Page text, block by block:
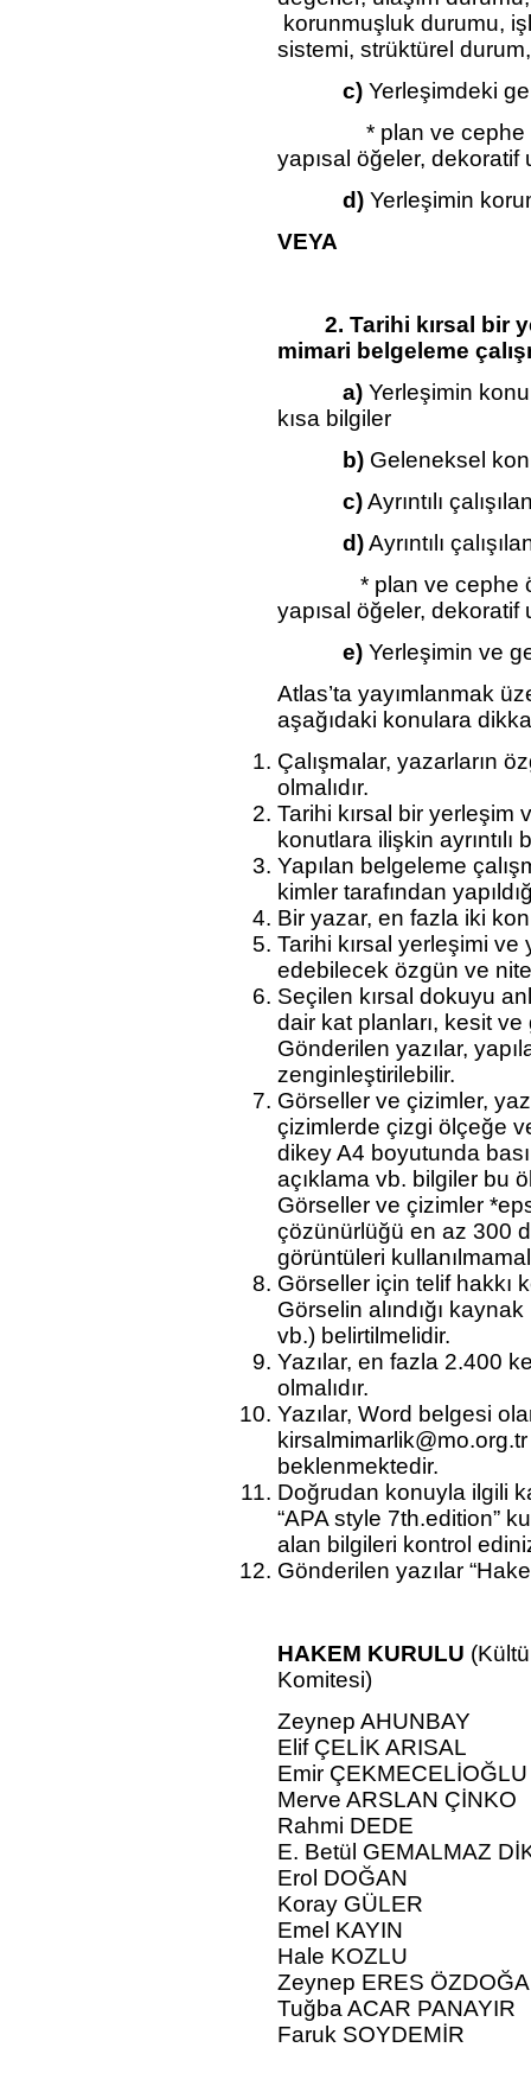
korunmuşluk durumu,
sistemi, strüktürel
c) Yerleşimdeki
* plan ve cephe
yapısal öğeler, dekoratif
d) Yerleşimin
VEYA
2. Tarihi kırsal bir
mimari belgeleme
a) Yerleşimin
kısa bilgiler
b) Geleneksel
c)Ayrıntılı
d)Ayrıntılı
* plan ve cephe
yapısal öğeler, dekoratif
e) Yerleşimin ve
Atlas’ta yayımlanmak
aşağıdaki konulara
Çalışmalar, yazarların
olmalıdır.
Tarihi kırsal bir
konutlara ilişkin
Yapılan belgeleme
kimler tarafından
Bir yazar, en fazla iki
Tarihi kırsal yerleşimi ve
edebilecek özgün ve
Seçilen kırsal dokuyu
dair kat planları, kesit
Gönderilen yazılar,
zenginleştirilebilir.
Görseller ve çizimler,
çizimlerde çizgi ölçeğe
dikey A4 boyutunda
açıklama vb. bilgiler bu
Görseller ve çizimler
çözünürlüğü en az 300
görüntüleri
Görseller için telif hakkı
Görselin alındığı
vb.) belirtilmelidir.
Yazılar, en fazla 2.400
olmalıdır.
Yazılar, Word belgesi
beklenmektedir.
Doğrudan konuyla ilgili
“APA style 7th.edition”
alan bilgileri kontrol
Gönderilen yazılar
HAKEM KURULU (
Komitesi)
Zeynep AHUNBAY
Elif ÇELİK ARISAL
Emir ÇEKMECELİOĞLU
Merve ARSLAN ÇİNKO
Rahmi DEDE
E. Betül GEMALMAZ
Erol DOĞAN
Koray GÜLER
Emel KAYIN
Hale KOZLU
Zeynep ERES
Tuğba ACAR PANAYIR
Faruk SOYDEMİR